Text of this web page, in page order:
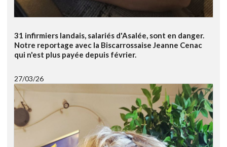
31 infirmiers landais, salariés d'Asalée, sont en danger.
Notre reportage avec la Biscarrossaise Jeanne Cenac
qui n'est plus payée depuis février.
27/03/26